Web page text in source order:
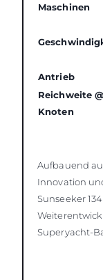
Maschinen
Antrieb
Reichweite
Knoten
Aufbauend
Innovation
Sunseeker
Superyacht-